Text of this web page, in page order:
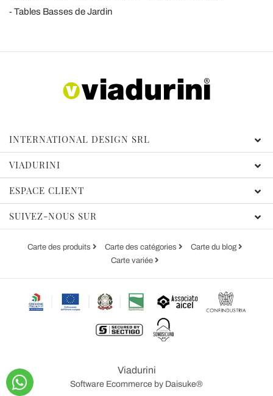
Tables Basses de Jardin
INTERNATIONAL DESIGN SRL
VIADURINI
ESPACE CLIENT
SUIVEZ-NOUS SUR
Carte des produits Carte des catégories
Carte du blog
Carte variée
Viadurini
Software Ecommerce by Daisuke®